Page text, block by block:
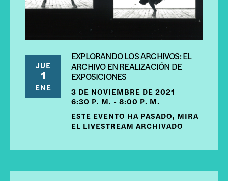
JUE
1
ENE
EXPLORANDO LOS ARCHIVOS: EL
ARCHIVO EN REALIZACIÓN DE
EXPOSICIONES
3 DE NOVIEMBRE DE 2021
6:30 P. M. - 8:00 P. M.
ESTE EVENTO HA PASADO, MIRA
EL LIVESTREAM ARCHIVADO